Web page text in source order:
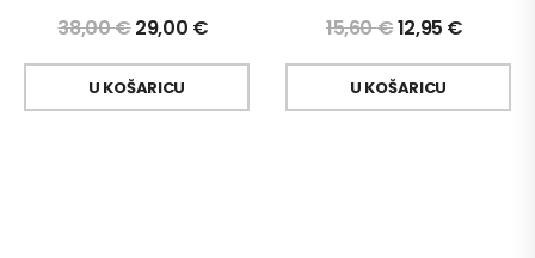
38,00€29,00 €
U KOŠARICU
15,60€12,95 €
U KOŠARICU